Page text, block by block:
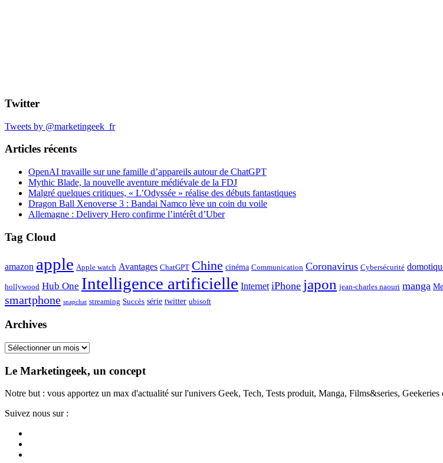
Twitter
Tweets by @marketingeek_fr
Articles récents
OpenAI travaille sur une famille d’appareils autour de ChatGPT
Mythic Blade, la nouvelle aventure médiévale de la FDJ
Malgré quelques critiques, « L’Odyssée » réalise des débuts fantastiques
Dragon Ball Xenoverse 3 : Bandai Namco lève un coin du voile
Allemagne : Delivery Hero confirme l’intérêt d’Uber
Tag Cloud
amazon apple Apple watch Avantages ChatGPT Chine cinéma Communication Coronavirus Cybersécurité
hollywood Hub One Intelligence artificielle Internet iPhone japon jean-charles naouri manga
smartphone snapchat streaming Succès série twitter ubisoft
Archives
Archives
Le Marketingeek, un concept
Notre but : vous apportez un max d'actualité sur l'univers Geek, Tech, Tests produit, Manga, Films&series,
Suivez nous sur :